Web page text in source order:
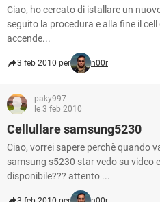
Ciao, ho cercato di istallare un
seguito la procedura e alla fine il
accende...
3 feb 2010 per n00r
paky997
le 3 feb 2010
Cellullare samsung5230
Ciao, vorrei sapere perchè quando
samsung s5230 star vedo su video
disponibile??? attento ...